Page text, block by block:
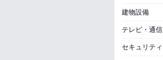
建物設備
テレビ・通信
セキュリティ